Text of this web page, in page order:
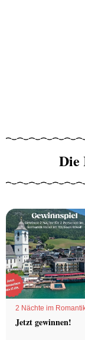
Die
2 Nächte im
Hotel
Jetzt gewinnen!